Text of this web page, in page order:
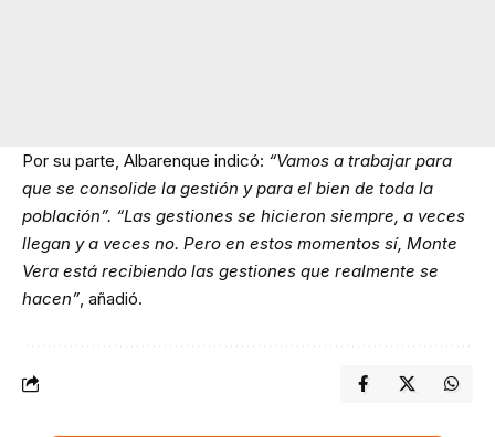
Por su parte, Albarenque indicó: “Vamos a trabajar para
que se consolide la gestión y para el bien de toda la
población”. “Las gestiones se hicieron siempre, a veces
llegan y a veces no. Pero en estos momentos sí, Monte
Vera está recibiendo las gestiones que realmente se
hacen” , añadió.